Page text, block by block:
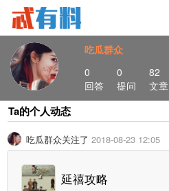
吃瓜群众
0
回答
0
提问
82
文章
Ta的个人动态
吃瓜群众关注了 2018-08-23 12:05
延禧攻略